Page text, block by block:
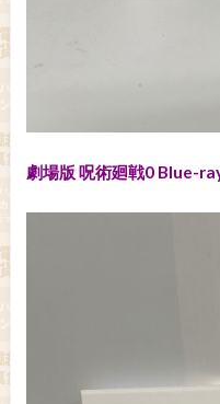
劇場版 呪術廻戦0 Blue-